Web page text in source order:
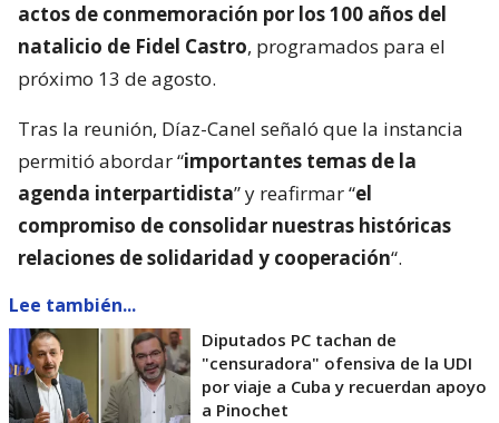
actos de conmemoración por los 100 años del
natalicio de Fidel Castro, programados para el
próximo 13 de agosto.
Tras la reunión, Díaz-Canel señaló que la instancia
permitió abordar “importantes temas de la
agenda interpartidista” y reafirmar “el
compromiso de consolidar nuestras históricas
relaciones de solidaridad y cooperación“.
Lee también...
Diputados PC tachan de
"censuradora" ofensiva de la UDI
por viaje a Cuba y recuerdan apoyo
a Pinochet